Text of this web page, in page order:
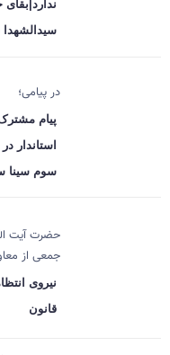
در پیامی؛
پیام
استاندار
سوم سینا
حضرت آیت
جمعی از
نیروی
قانون